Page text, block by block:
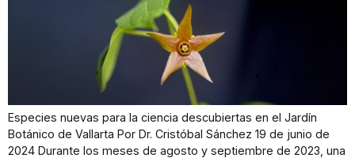
Especies nuevas para la ciencia descubiertas en el Jardín
Botánico de Vallarta Por Dr. Cristóbal Sánchez 19 de junio de
2024 Durante los meses de agosto y septiembre de 2023, una